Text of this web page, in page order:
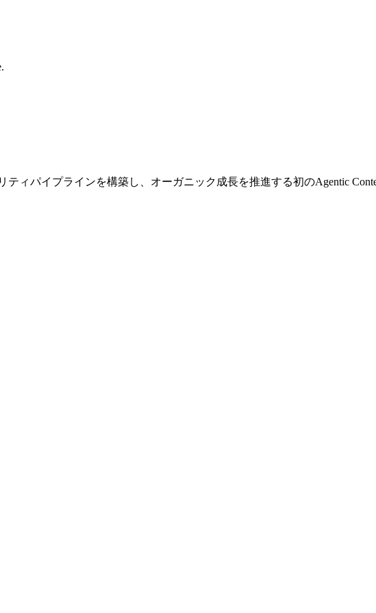
ィパイプラインを構築し、オーガニック成長を推進する初のAgentic